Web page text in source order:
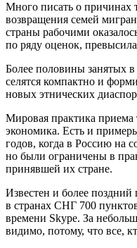
Много писать о причинах
возвращения семей
страны рабочими
по ряду оценок,
Более половины занятых
селятся компактно и
новых этнических
Мировая практика приема
экономика. Есть и
годов, когда в Россию на
но были ограничены в
принявшей их стране.
Известен и более
в странах СНГ 700
времени Skype. За
видимо, потому, что все,